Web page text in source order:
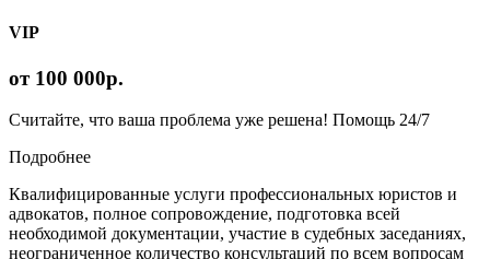
VIP
от 100 000р.
Считайте, что ваша проблема уже решена! Помощь 24/7
Подробнее
Квалифицированные услуги профессиональных юристов и
адвокатов, полное сопровождение, подготовка всей
необходимой документации, участие в судебных заседаниях,
неограниченное количество консультаций по всем вопросам